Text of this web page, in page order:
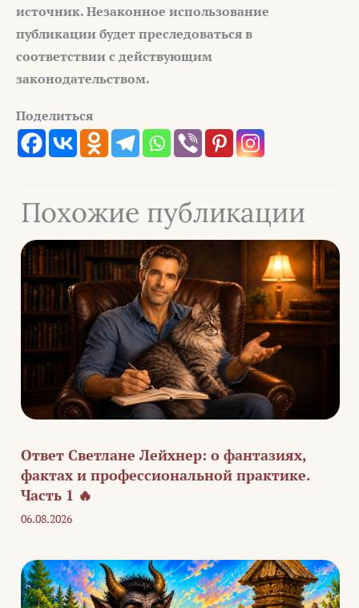
источник. Незаконное использование
публикации будет преследоваться в
соответствии с действующим
законодательством.
Поделиться
Похожие публикации
Ответ Светлане Лейхнер: о фантазиях,
фактах и профессиональной практике.
Часть 1 🔥
06.08.2026